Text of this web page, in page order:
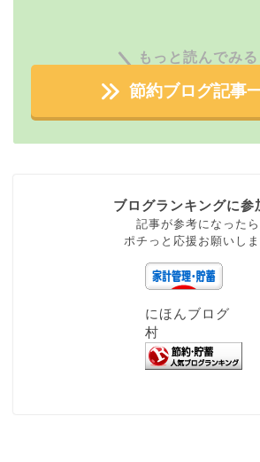
もっと読んでみる
節約ブログ記事
ブログランキングに参
記事が参考になったら
ポチっと応援お願いし
にほんブログ
村